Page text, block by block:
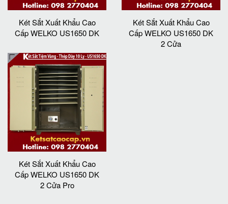
Két Sắt Xuất Khẩu Cao
Cấp WELKO US1650 DK
Két Sắt Xuất Khẩu Cao
Cấp WELKO US1650 DK
2 Cửa
Két Sắt Xuất Khẩu Cao
Cấp WELKO US1650 DK
2 Cửa Pro